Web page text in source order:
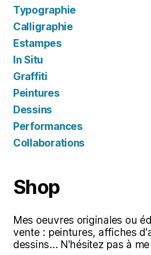
Typographie
Calligraphie
Estampes
In Situ
Graffiti
Peintures
Dessins
Performances
Collaborations
Shop
Mes oeuvres originales ou
vente : peintures, affiches
dessins... N'hésitez pas à